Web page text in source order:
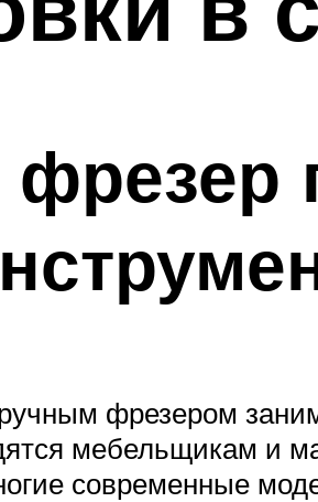
фрезером
мебельщикам и
современные